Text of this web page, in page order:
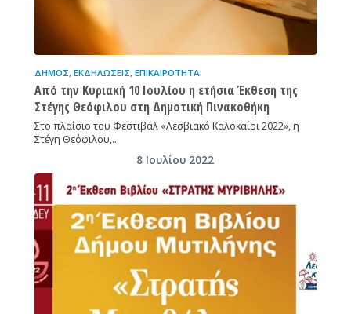
ΔΉΜΟΣ, ΕΚΔΗΛΏΣΕΙΣ, ΕΠΙΚΑΙΡΌΤΗΤΑ
Από την Κυριακή 10 Ιουλίου η ετήσια Έκθεση της
Στέγης Θεόφιλου στη Δημοτική Πινακοθήκη
Στο πλαίσιο του Φεστιβάλ «Λεσβιακό Καλοκαίρι 2022», η
Στέγη Θεόφιλου,…
8 Ιουλίου 2022